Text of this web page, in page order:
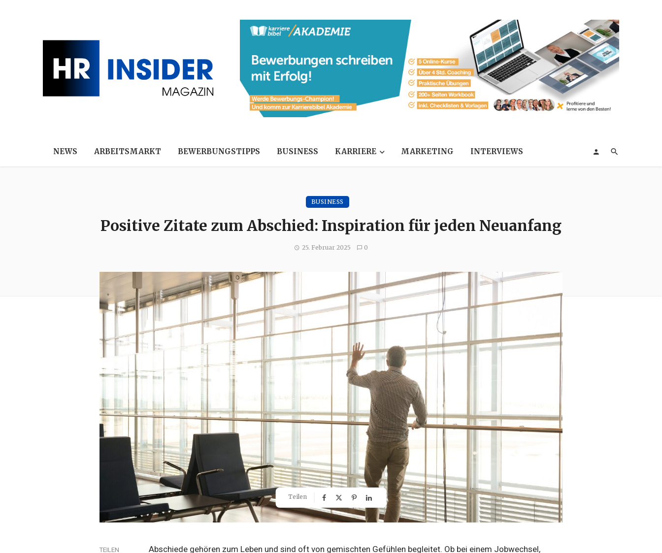
NEWS ARBEITSMARKT BEWERBUNGSTIPPS BUSINESS KARRIERE MARKETING INTERVIEWS
BUSINESS
Positive Zitate zum Abschied: Inspiration für jeden Neuanfang
25. Februar 2025 0
Teilen
TEILEN
Abschiede gehören zum Leben und sind oft von gemischten Gefühlen begleitet. Ob bei einem Jobwechsel,